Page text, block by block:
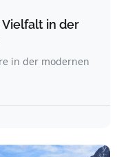
in der
in der modernen